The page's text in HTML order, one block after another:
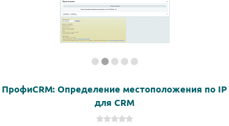
ПрофиCRM: Определение местоположения по IP
для CRM